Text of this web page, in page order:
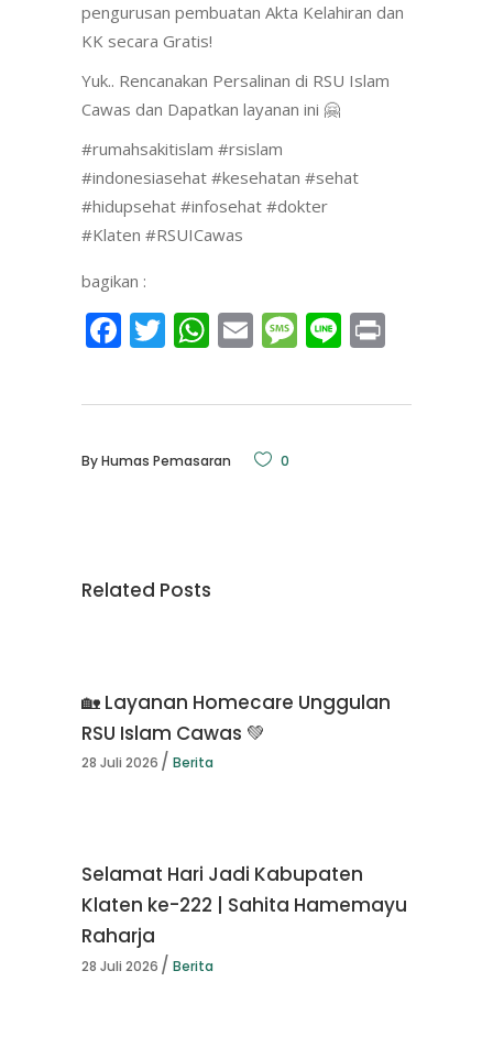
pengurusan pembuatan Akta Kelahiran dan
KK secara Gratis!
Yuk.. Rencanakan Persalinan di RSU Islam
Cawas dan Dapatkan layanan ini 🤗
#rumahsakitislam #rsislam
#indonesiasehat #kesehatan #sehat
#hidupsehat #infosehat #dokter
#Klaten #RSUICawas
bagikan :
Facebook
Twitter
WhatsApp
EmailMessage
Line
ByHumas Pemasaran 0
Related Posts
🏡 Layanan Homecare Unggulan
RSU Islam Cawas 💚
28 Juli 2026 Berita
Selamat Hari Jadi Kabupaten
Klaten ke-222 | Sahita Hamemayu
Raharja
28 Juli 2026 Berita